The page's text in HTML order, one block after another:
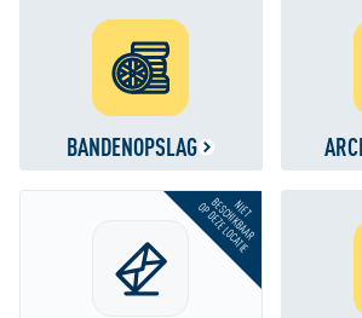
BANDENOPSLAG
NIET
BESCHIKBAAR
OP DEZE LOCATIE